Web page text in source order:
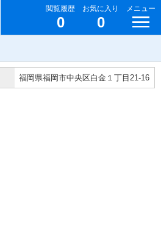
閲覧履歴
0
お気に入り
0
メニュー
福岡県福岡市中央区白金１丁目21-16